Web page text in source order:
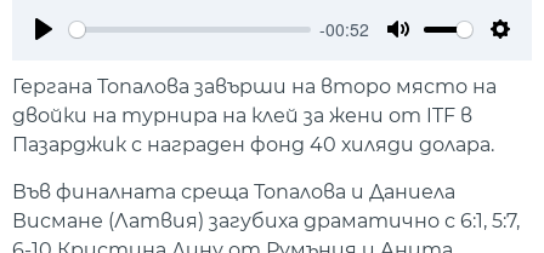
-00:52
Гергана Топалова завърши на второ място на
двойки на турнира на клей за жени от ITF в
Пазарджик с награден фонд 40 хиляди долара.
Във финалната среща Топалова и Даниела
Висмане (Латвия) загубиха драматично с 6:1, 5:7,